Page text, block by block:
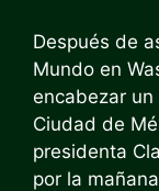
Después de
Mundo en
encabezar
Ciudad de
presidenta
por la